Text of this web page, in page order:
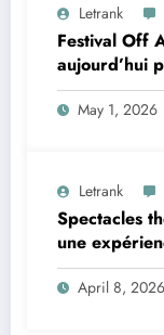
Letrank
Festival Off
aujourd’hui
théâtrale
May 1, 2026
Letrank
Spectacles
une
Festival Off
April 8, 2026